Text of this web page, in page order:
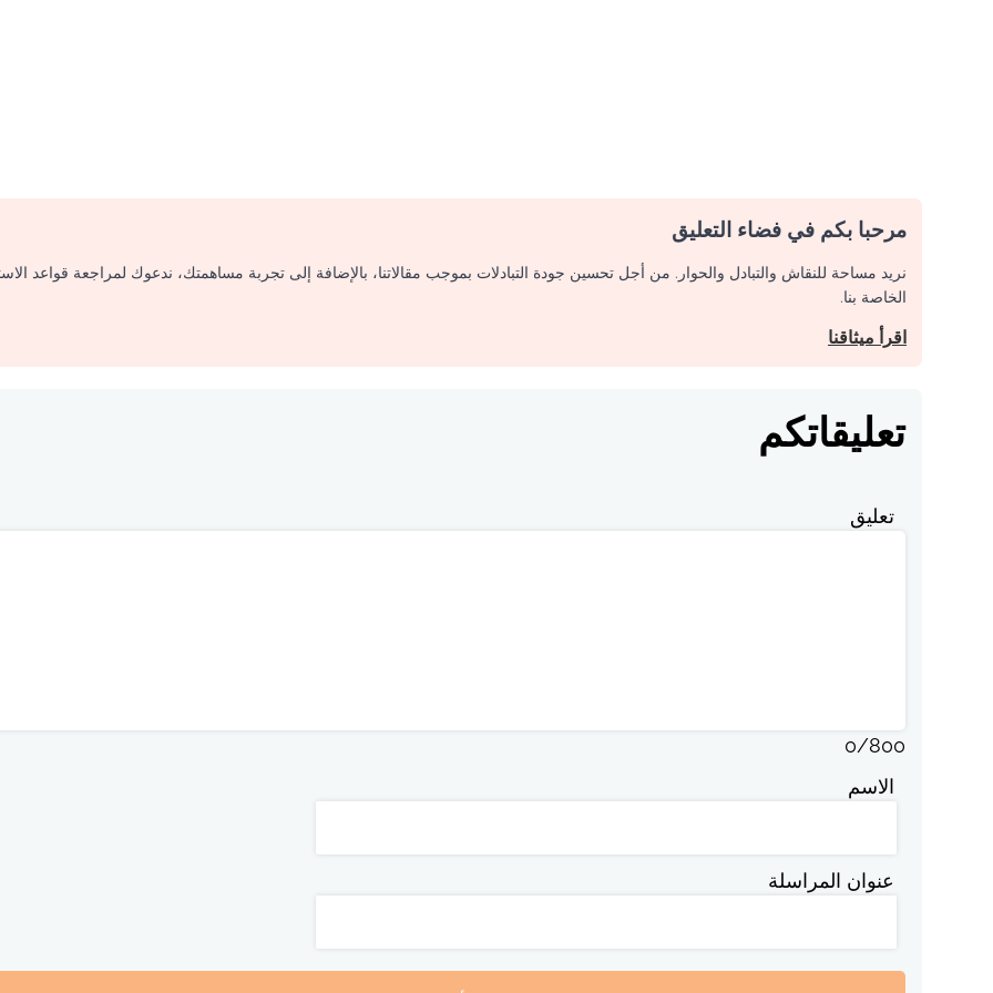
مرحبا بكم في فضاء التعليق
نريد مساحة للنقاش والتبادل والحوار. من أجل تحسين جودة التبادلات بموجب مقالاتنا، بالإضافة إلى تجربة مساهمتك، ندعوك لمراجعة قواعد
الخاصة بنا.
اقرأ ميثاقنا
تعليقاتكم
تعليق
0/800
الاسم
عنوان المراسلة